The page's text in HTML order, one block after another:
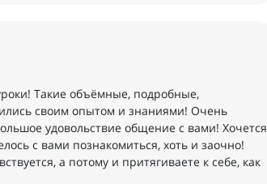
Такие объёмные, подробные,
своим опытом и знаниями! Очень
удовольствие общение с вами! Хочется
с вами познакомиться, хоть и заочно!
а потому и притягиваете к себе, как